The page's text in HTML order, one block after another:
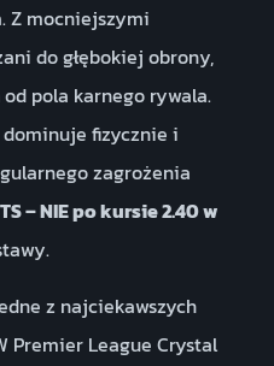
Z mocniejszymi
do głębokiej obrony,
pola karnego rywala.
fizycznie i
zagrożenia
– NIE po kursie 2.40 w
z najciekawszych
Premier League Crystal